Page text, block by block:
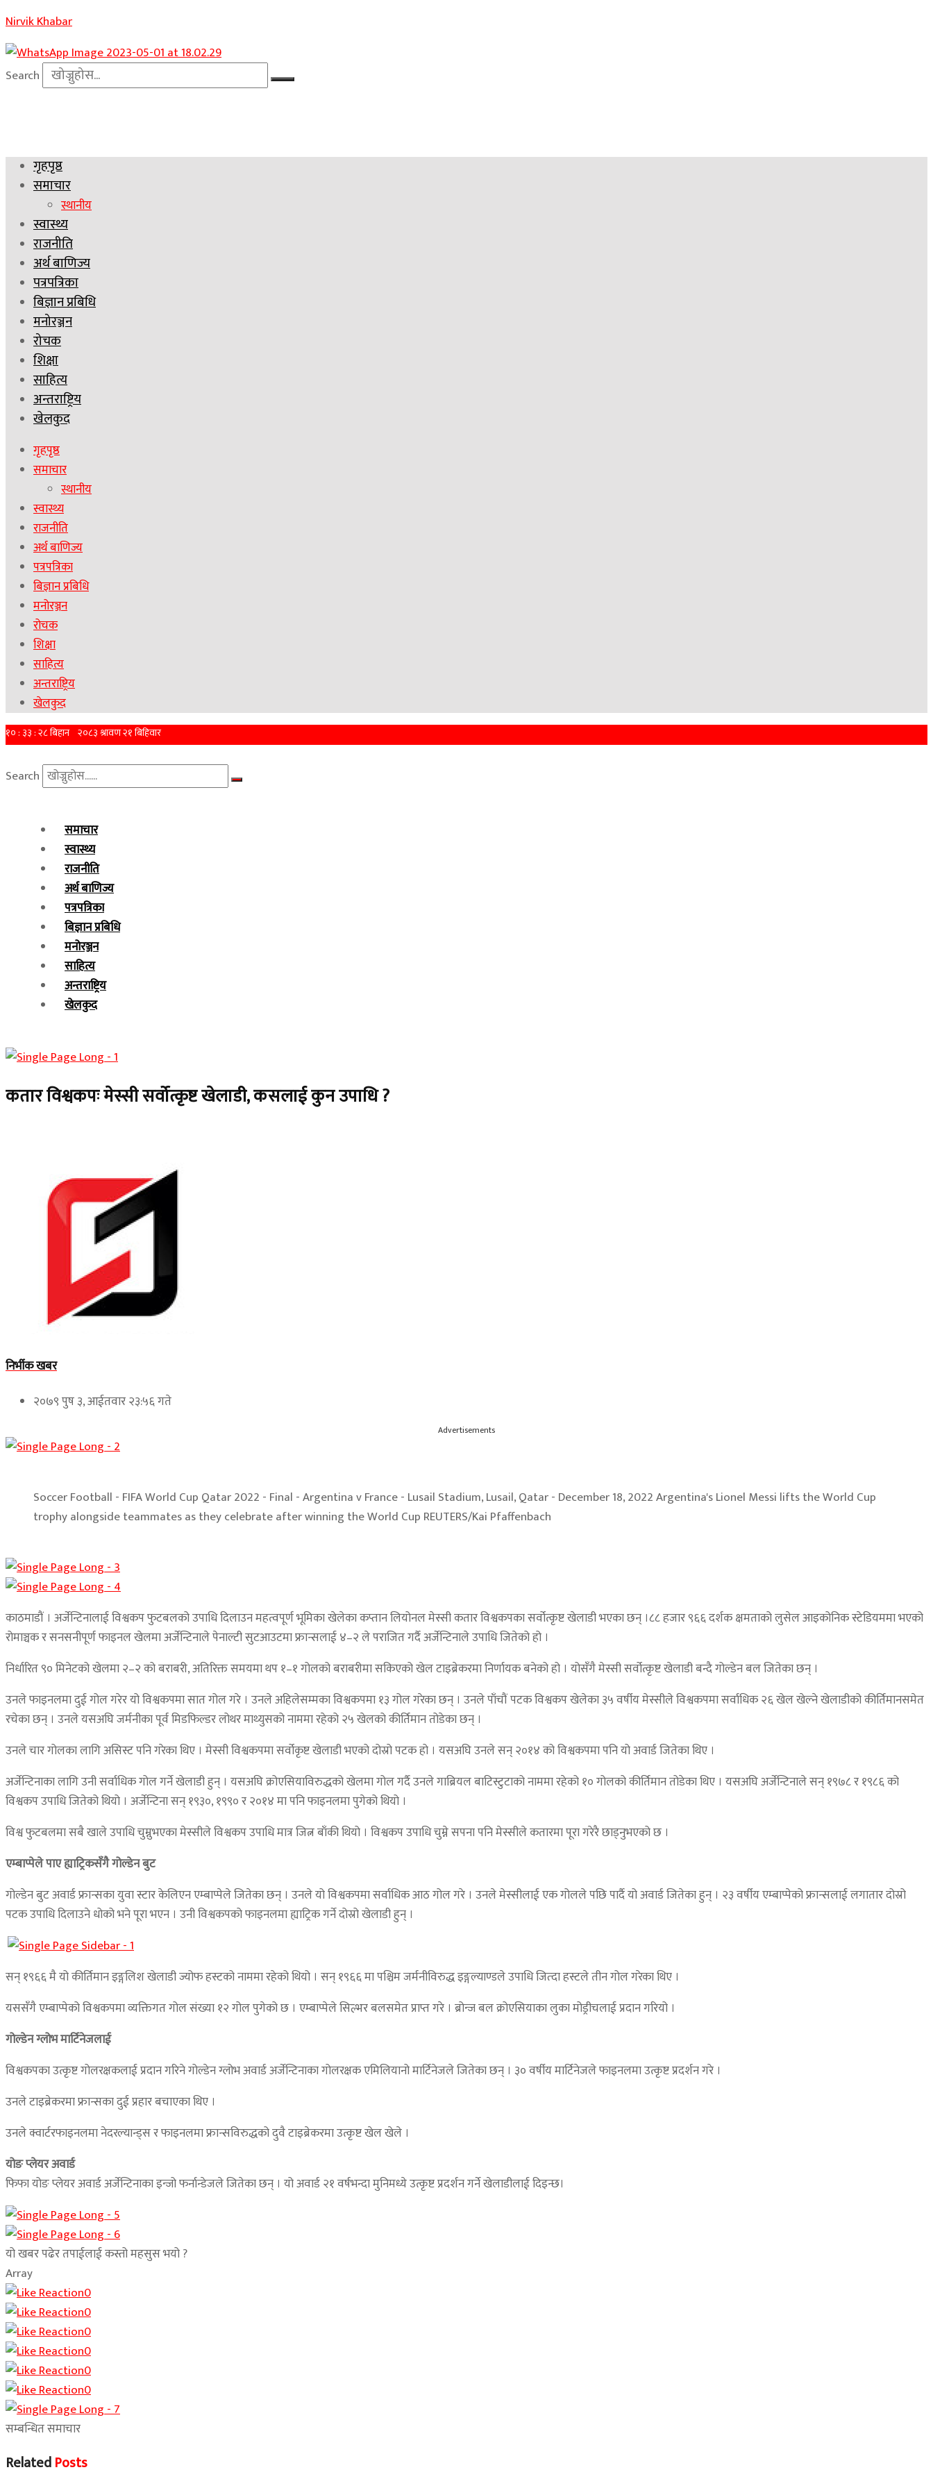
Nirvik Khabar
Search
गृहपृष्ठ
समाचार
स्थानीय
स्वास्थ्य
राजनीति
अर्थ बाणिज्य
पत्रपत्रिका
बिज्ञान प्रबिधि
मनोरञ्जन
रोचक
शिक्षा
साहित्य
अन्तराष्ट्रिय
खेलकुद
गृहपृष्ठ
समाचार
स्थानीय
स्वास्थ्य
राजनीति
अर्थ बाणिज्य
पत्रपत्रिका
बिज्ञान प्रबिधि
मनोरञ्जन
रोचक
शिक्षा
साहित्य
अन्तराष्ट्रिय
खेलकुद
Search
समाचार
स्वास्थ्य
राजनीति
अर्थ बाणिज्य
पत्रपत्रिका
बिज्ञान प्रबिधि
मनोरञ्जन
साहित्य
अन्तराष्ट्रिय
खेलकुद
कतार विश्वकपः मेस्सी सर्वोत्कृष्ट खेलाडी, कसलाई कुन उपाधि ?
निर्भीक खबर
२०७९ पुष ३, आईतवार २३:५६ गते
Advertisements
Soccer Football - FIFA World Cup Qatar 2022 - Final - Argentina v France - Lusail Stadium, Lusail, Qatar - December 18, 2022 Argentina's Lionel Messi lifts the World Cup
trophy alongside teammates as they celebrate after winning the World Cup REUTERS/Kai Pfaffenbach
काठमाडौं । अर्जेन्टिनालाई विश्वकप फुटबलको उपाधि दिलाउन महत्वपूर्ण भूमिका खेलेका कप्तान लियोनल मेस्सी कतार विश्वकपका सर्वोत्कृष्ट खेलाडी भएका छन् ।८८ हजार ९६६ दर्शक क्षमताको लुसेल आइकोनिक स्टेडियममा भएको
रोमाञ्चक र सनसनीपूर्ण फाइनल खेलमा अर्जेन्टिनाले पेनाल्टी सुटआउटमा फ्रान्सलाई ४–२ ले पराजित गर्दै अर्जेन्टिनाले उपाधि जितेको हो ।
निर्धारित ९० मिनेटको खेलमा २–२ को बराबरी, अतिरिक्त समयमा थप १–१ गोलको बराबरीमा सकिएको खेल टाइब्रेकरमा निर्णायक बनेको हो । योसँगै मेस्सी सर्वोत्कृष्ट खेलाडी बन्दै गोल्डेन बल जितेका छन् ।
उनले फाइनलमा दुई गोल गरेर यो विश्वकपमा सात गोल गरे । उनले अहिलेसम्मका विश्वकपमा १३ गोल गरेका छन् । उनले पाँचौं पटक विश्वकप खेलेका ३५ वर्षीय मेस्सीले विश्वकपमा सर्वाधिक २६ खेल खेल्ने खेलाडीको कीर्तिमानसमेत
रचेका छन् । उनले यसअघि जर्मनीका पूर्व मिडफिल्डर लोथर माथ्युसको नाममा रहेको २५ खेलको कीर्तिमान तोडेका छन् ।
उनले चार गोलका लागि असिस्ट पनि गरेका थिए । मेस्सी विश्वकपमा सर्वोकृष्ट खेलाडी भएको दोस्रो पटक हो । यसअघि उनले सन् २०१४ को विश्वकपमा पनि यो अवार्ड जितेका थिए ।
अर्जेन्टिनाका लागि उनी सर्वाधिक गोल गर्ने खेलाडी हुन् । यसअघि क्रोएसियाविरुद्धको खेलमा गोल गर्दै उनले गाब्रियल बाटिस्टुटाको नाममा रहेको १० गोलको कीर्तिमान तोडेका थिए । यसअघि अर्जेन्टिनाले सन् १९७८ र १९८६ को
विश्वकप उपाधि जितेको थियो । अर्जेन्टिना सन् १९३०, १९९० र २०१४ मा पनि फाइनलमा पुगेको थियो ।
विश्व फुटबलमा सबै खाले उपाधि चुम्नुभएका मेस्सीले विश्वकप उपाधि मात्र जित्न बाँकी थियो । विश्वकप उपाधि चुम्ने सपना पनि मेस्सीले कतारमा पूरा गरेरै छाड्नुभएको छ ।
एम्बाप्पेले पाए ह्याट्रिकसँगै गोल्डेन बुट
गोल्डेन बुट अवार्ड फ्रान्सका युवा स्टार केलिएन एम्बाप्पेले जितेका छन् । उनले यो विश्वकपमा सर्वाधिक आठ गोल गरे । उनले मेस्सीलाई एक गोलले पछि पार्दै यो अवार्ड जितेका हुन् । २३ वर्षीय एम्बाप्पेको फ्रान्सलाई लगातार दोस्रो
पटक उपाधि दिलाउने धोको भने पूरा भएन । उनी विश्वकपको फाइनलमा ह्याट्रिक गर्ने दोस्रो खेलाडी हुन् ।
सन् १९६६ मै यो कीर्तिमान इङ्गलिश खेलाडी ज्योफ हस्टको नाममा रहेको थियो । सन् १९६६ मा पश्चिम जर्मनीविरुद्ध इङ्गल्याण्डले उपाधि जित्दा हस्टले तीन गोल गरेका थिए ।
यससँगै एम्बाप्पेको विश्वकपमा व्यक्तिगत गोल संख्या १२ गोल पुगेको छ । एम्बाप्पेले सिल्भर बलसमेत प्राप्त गरे । ब्रोन्ज बल क्रोएसियाका लुका मोड्रीचलाई प्रदान गरियो ।
गोल्डेन ग्लोभ मार्टिनेजलाई
विश्वकपका उत्कृष्ट गोलरक्षकलाई प्रदान गरिने गोल्डेन ग्लोभ अवार्ड अर्जेन्टिनाका गोलरक्षक एमिलियानो मार्टिनेजले जितेका छन् । ३० वर्षीय मार्टिनेजले फाइनलमा उत्कृष्ट प्रदर्शन गरे ।
उनले टाइब्रेकरमा फ्रान्सका दुई प्रहार बचाएका थिए ।
उनले क्वार्टरफाइनलमा नेदरल्यान्ड्स र फाइनलमा फ्रान्सविरुद्धको दुवै टाइब्रेकरमा उत्कृष्ट खेल खेले ।
योङ प्लेयर अवार्ड
फिफा योङ प्लेयर अवार्ड अर्जेन्टिनाका इन्जो फर्नान्डेजले जितेका छन् । यो अवार्ड २१ वर्षभन्दा मुनिमध्ये उत्कृष्ट प्रदर्शन गर्ने खेलाडीलाई दिइन्छ।
यो खबर पढेर तपाईलाई कस्तो महसुस भयो ?
Array
0
0
0
0
0
0
सम्बन्धित समाचार
RelatedPosts